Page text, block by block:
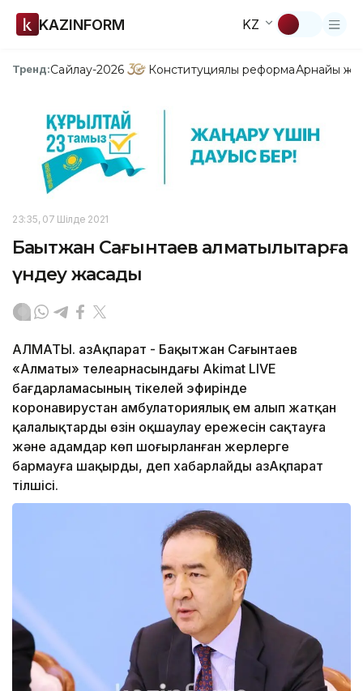
KAZINFORM KZ
Тренд:Сайлау-2026 Конституциялық реформаАрнайы
23:35, 07 Шілде 2021
Бақытжан Сағынтаев алматылықтарға
үндеу жасады
АЛМАТЫ. ҚазАқпарат - Бақытжан Сағынтаев
«Алматы» телеарнасындағы Akimat LIVE
бағдарламасының тікелей эфирінде
коронавирустан амбулаториялық ем алып жатқан
қалалықтарды өзін оқшаулау ережесін сақтауға
және адамдар көп шоғырланған жерлерге
бармауға шақырды, деп хабарлайды ҚазАқпарат
тілшісі.